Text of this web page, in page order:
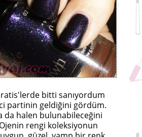
bitti sanıyordum
partinin geldiğini gördüm.
da halen bulunabileceğini
rengi koleksiyonun